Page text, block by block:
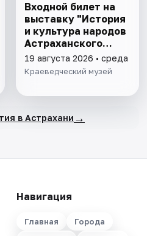
Входной билет на
выставку "История
и культура народов
Астраханского
края"
19 августа 2026 • среда
Краеведческий музей
в Астрахани →
Навигация
Главная
Города